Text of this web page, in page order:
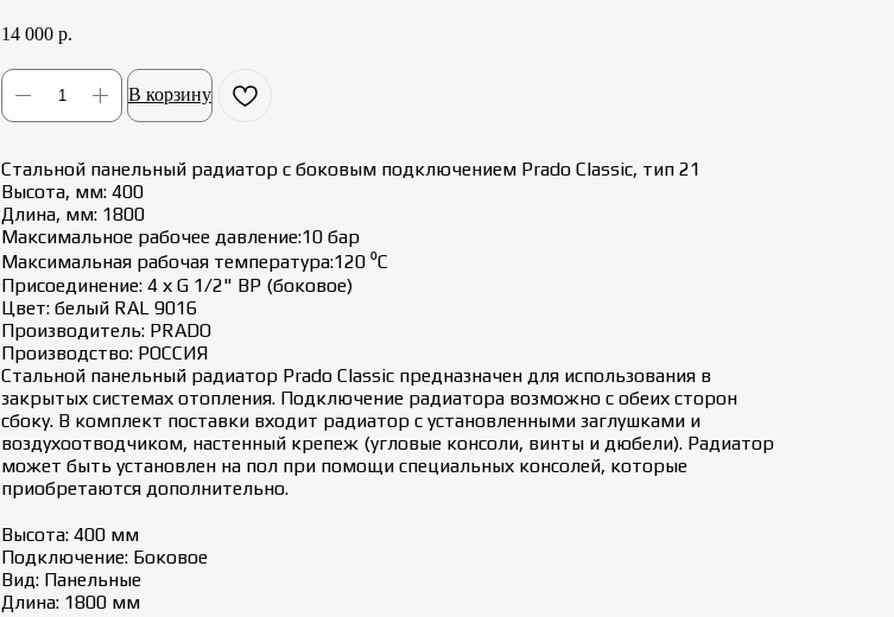
14 000 р.
В корзину
Стальной панельный радиатор с боковым подключением Prado Classic, тип 21
Высота, мм: 400
Длина, мм: 1800
Максимальное рабочее давление:10 бар
Максимальная рабочая температура:120 ⁰С
Присоединение: 4 х G 1/2" ВР (боковое)
Цвет: белый RAL 9016
Производитель: PRADO
Производство: РОССИЯ
Стальной панельный радиатор Prado Classic предназначен для использования в
закрытых системах отопления. Подключение радиатора возможно с обеих сторон
сбоку. В комплект поставки входит радиатор с установленными заглушками и
воздухоотводчиком, настенный крепеж (угловые консоли, винты и дюбели). Радиатор
может быть установлен на пол при помощи специальных консолей, которые
приобретаются дополнительно.
Высота: 400 мм
Подключение: Боковое
Вид: Панельные
Длина: 1800 мм